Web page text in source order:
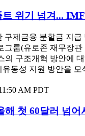
트 위기 넘겨...
구제금융 분할금 지급
그룹(유로존 재무장관
의 구조개혁 방안에
동성 지원 방안을 모
AM PDT
해 첫 60달러 넘